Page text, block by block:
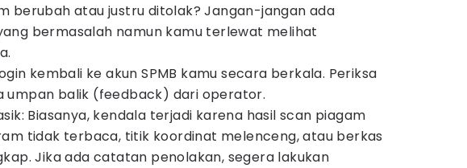
berubah atau justru ditolak? Jangan-jangan ada
bermasalah namun kamu terlewat melihat
kembali ke akun SPMB kamu secara berkala. Periksa
umpan balik (feedback) dari operator.
Biasanya, kendala terjadi karena hasil scan piagam
tidak terbaca, titik koordinat melenceng, atau berkas
Jika ada catatan penolakan, segera lakukan